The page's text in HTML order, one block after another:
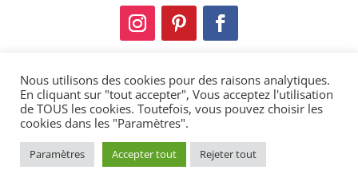
Mentions légales
Politique de confidentialité
Copyright © 2013-2021 Lisbohème. Tous droits
réservés
Nous utilisons des cookies pour des raisons analytiques.
En cliquant sur "tout accepter", Vous acceptez l'utilisation
de TOUS les cookies. Toutefois, vous pouvez choisir les
cookies dans les "Paramètres".
Paramètres Accepter tout Rejeter tout